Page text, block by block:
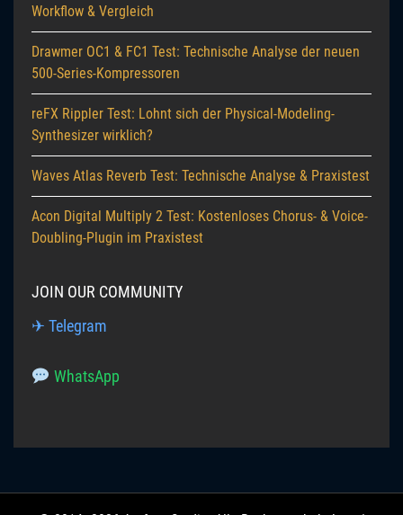
Workflow & Vergleich
Drawmer OC1 & FC1 Test: Technische Analyse der neuen
500-Series-Kompressoren
reFX Rippler Test: Lohnt sich der Physical-Modeling-
Synthesizer wirklich?
Waves Atlas Reverb Test: Technische Analyse & Praxistest
Acon Digital Multiply 2 Test: Kostenloses Chorus- & Voice-
Doubling-Plugin im Praxistest
JOIN OUR COMMUNITY
✈ Telegram
WhatsApp